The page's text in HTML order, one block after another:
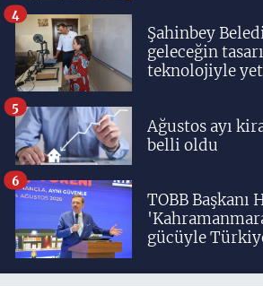
Şahinbey
geleceğin
teknolojiyle
4
Ağustos ayı
belli oldu
5
TOBB Başkanı
gücüyle
birisidir'
6